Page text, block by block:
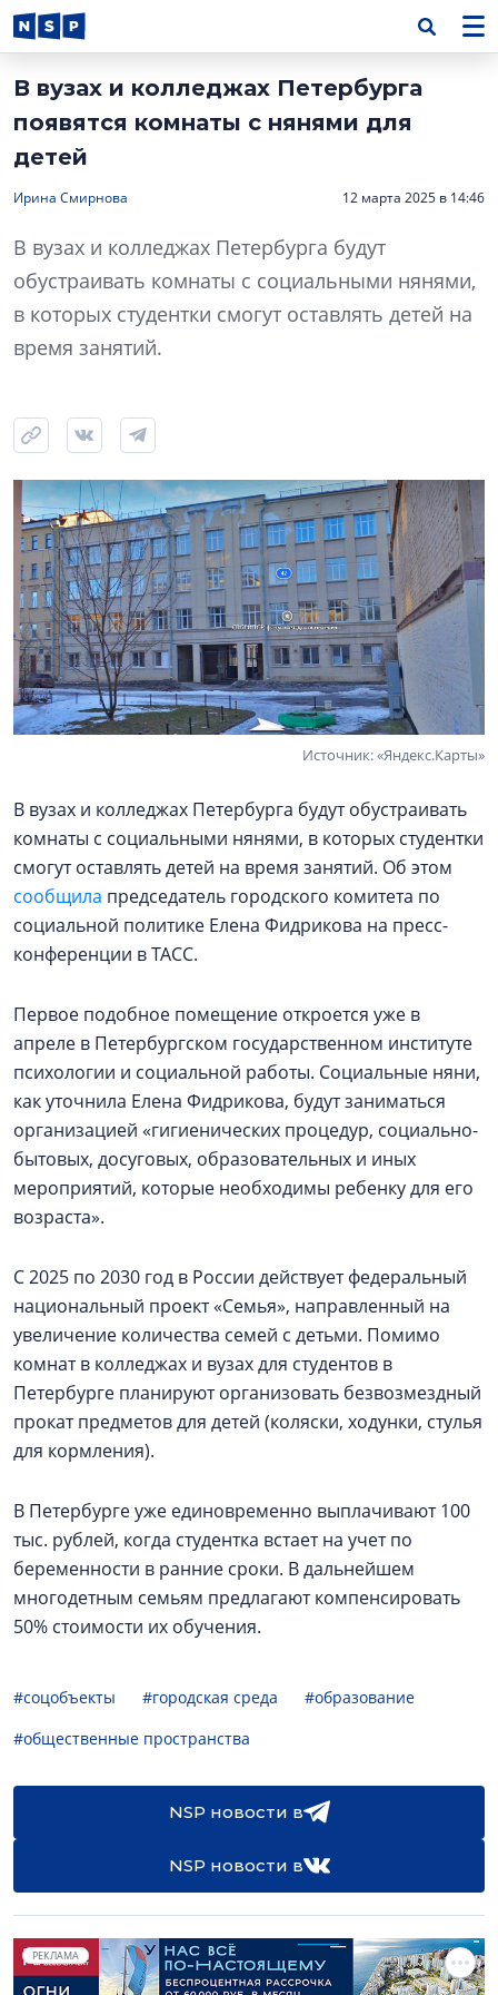
В вузах и колледжах Петербурга
появятся комнаты с нянями для
детей
Ирина Смирнова 12 марта 2025 в 14:46
В вузах и колледжах Петербурга будут
обустраивать комнаты с социальными нянями,
в которых студентки смогут оставлять детей на
время занятий.
Источник: «Яндекс.Карты»
В вузах и колледжах Петербурга будут обустраивать
комнаты с социальными нянями, в которых студентки
смогут оставлять детей на время занятий. Об этом
сообщила председатель городского комитета по
социальной политике Елена Фидрикова на пресс-
конференции в ТАСС.
Первое подобное помещение откроется уже в
апреле в Петербургском государственном институте
психологии и социальной работы. Социальные няни,
как уточнила Елена Фидрикова, будут заниматься
организацией «гигиенических процедур, социально-
бытовых, досуговых, образовательных и иных
мероприятий, которые необходимы ребенку для его
возраста».
С 2025 по 2030 год в России действует федеральный
национальный проект «Семья», направленный на
увеличение количества семей с детьми. Помимо
комнат в колледжах и вузах для студентов в
Петербурге планируют организовать безвозмездный
прокат предметов для детей (коляски, ходунки, стулья
для кормления).
В Петербурге уже единовременно выплачивают 100
тыс. рублей, когда студентка встает на учет по
беременности в ранние сроки. В дальнейшем
многодетным семьям предлагают компенсировать
50% стоимости их обучения.
#соцобъекты #городская среда
#образование
#общественные пространства
NSP новости в
NSP новости в
РЕКЛАМА